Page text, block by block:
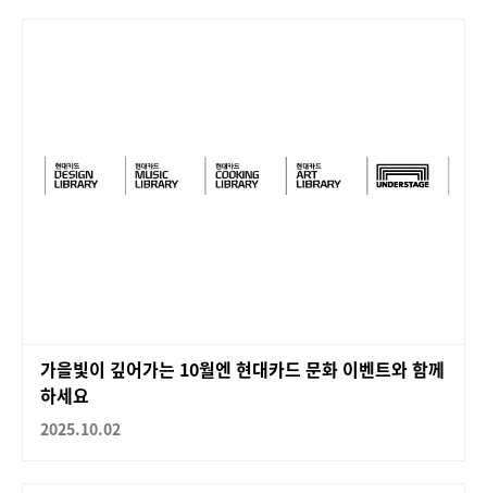
가을빛이 깊어가는 10월엔 현대카드 문화 이벤트와 함께
하세요
2025.10.02